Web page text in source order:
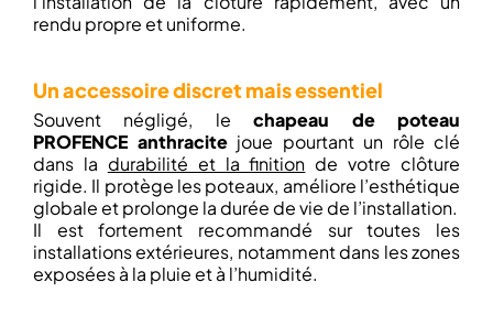
rendu propre et uniforme.
Un accessoire discret mais essentiel
Souvent négligé, lechapeau de poteau
PROFENCE anthracitejoue pourtant un rôle clé
dans la durabilité et la finition de votre clôture
rigide. Il protège les poteaux, améliore l’esthétique
globale et prolonge la durée de vie de l’installation.
Il est fortement recommandé sur toutes les
installations extérieures, notamment dans les zones
exposées à la pluie et à l’humidité.